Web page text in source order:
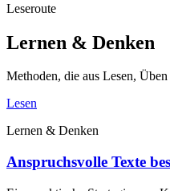
Leseroute
Lernen & Denken
Methoden, die aus Lesen,
Lesen
Lernen & Denken
Anspruchsvolle Texte